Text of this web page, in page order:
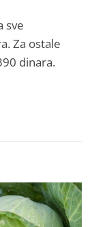
sve
Za ostale
dinara.